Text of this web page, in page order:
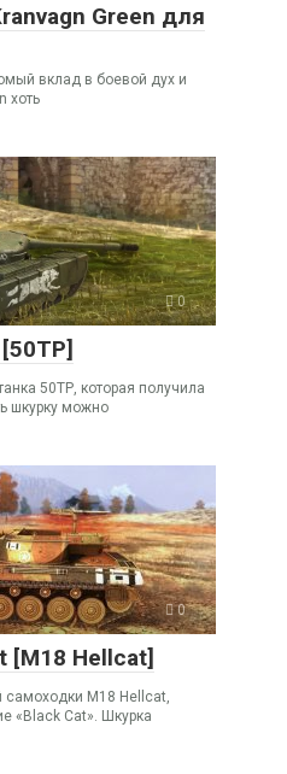
Green для
вклад в боевой дух и
хоть
0
50ТР, которая получила
шкурку можно
0
[M18 Hellcat]
самоходки M18 Hellcat,
«Black Cat». Шкурка